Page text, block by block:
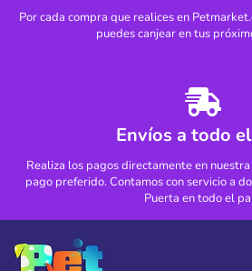
Por cada compra que realices en
puedes canjear en tus
Envíos a todo
Realiza los pagos directamente en
pago preferido. Contamos con servicio a
Puerta en todo el